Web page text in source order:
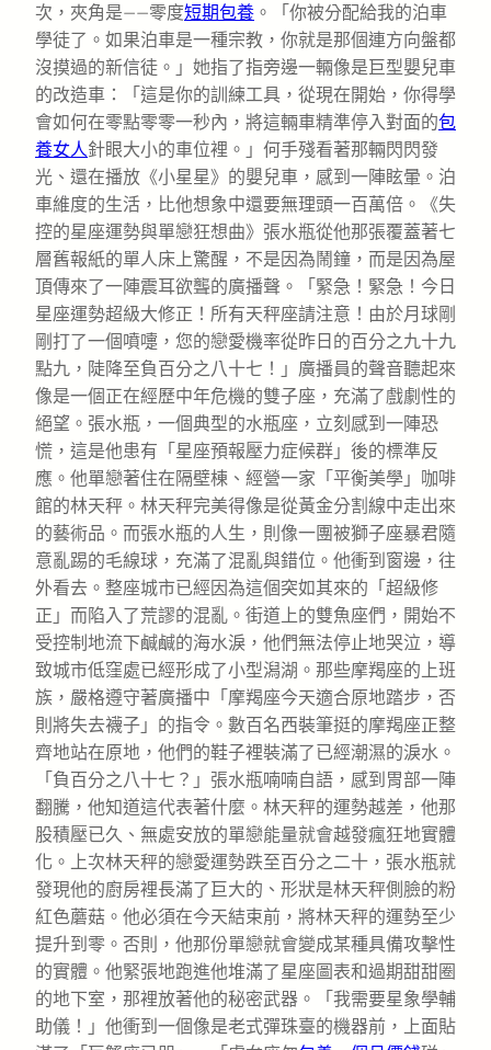
次，夾角是——零度短期包養 。「你被分配給我的泊車
學徒了。如果泊車是一種宗教，你就是那個連方向盤都
沒摸過的新信徒。」她指了指旁邊一輛像是巨型嬰兒車
的改造車：「這是你的訓練工具，從現在開始，你得學
會如何在零點零零一秒內，將這輛車精準停入對面的包
養女人針眼大小的車位裡。」何手殘看著那輛閃閃發
光、還在播放《小星星》的嬰兒車，感到一陣眩暈。泊
車維度的生活，比他想象中還要無理頭一百萬倍。《失
控的星座運勢與單戀狂想曲》張水瓶從他那張覆蓋著七
層舊報紙的單人床上驚醒，不是因為鬧鐘，而是因為屋
頂傳來了一陣震耳欲聾的廣播聲。「緊急！緊急！今日
星座運勢超級大修正！所有天秤座請注意！由於月球剛
剛打了一個噴嚏，您的戀愛機率從昨日的百分之九十九
點九，陡降至負百分之八十七！」廣播員的聲音聽起來
像是一個正在經歷中年危機的雙子座，充滿了戲劇性的
絕望。張水瓶，一個典型的水瓶座，立刻感到一陣恐
慌，這是他患有「星座預報壓力症候群」後的標準反
應。他單戀著住在隔壁棟、經營一家「平衡美學」咖啡
館的林天秤。林天秤完美得像是從黃金分割線中走出來
的藝術品。而張水瓶的人生，則像一團被獅子座暴君隨
意亂踢的毛線球，充滿了混亂與錯位。他衝到窗邊，往
外看去。整座城市已經因為這個突如其來的「超級修
正」而陷入了荒謬的混亂。街道上的雙魚座們，開始不
受控制地流下鹹鹹的海水淚，他們無法停止地哭泣，導
致城市低窪處已經形成了小型潟湖。那些摩羯座的上班
族，嚴格遵守著廣播中「摩羯座今天適合原地踏步，否
則將失去襪子」的指令。數百名西裝筆挺的摩羯座正整
齊地站在原地，他們的鞋子裡裝滿了已經潮濕的淚水。
「負百分之八十七？」張水瓶喃喃自語，感到胃部一陣
翻騰，他知道這代表著什麼。林天秤的運勢越差，他那
股積壓已久、無處安放的單戀能量就會越發瘋狂地實體
化。上次林天秤的戀愛運勢跌至百分之二十，張水瓶就
發現他的廚房裡長滿了巨大的、形狀是林天秤側臉的粉
紅色蘑菇。他必須在今天結束前，將林天秤的運勢至少
提升到零。否則，他那份單戀就會變成某種具備攻擊性
的實體。他緊張地跑進他堆滿了星座圖表和過期甜甜圈
的地下室，那裡放著他的秘密武器。「我需要星象學輔
助儀！」他衝到一個像是老式彈珠臺的機器前，上面貼